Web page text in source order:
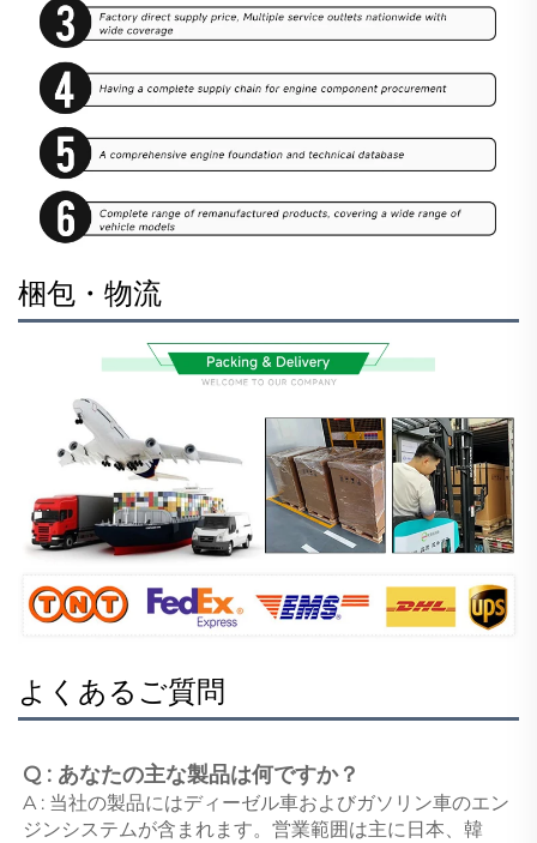
梱包・物流
よくあるご質問
Q : あなたの主な製品は何ですか？
A : 当社の製品にはディーゼル車およびガソリン車のエン
ジンシステムが含まれます。営業範囲は主に日本、韓